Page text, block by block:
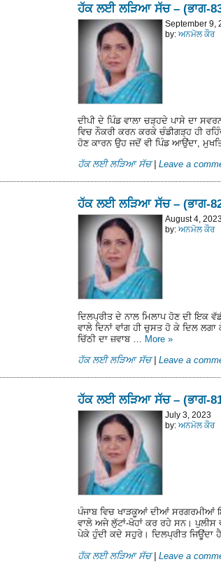
ਹੱਕ ਲਈ ਲੜਿਆ ਸੱਚ – (ਭਾਗ-
September 9,
by: ਅਨਮੋਲ ਕੌਰ
ਦੀਪੀ ਦੇ ਪਿੰਡ ਵਾਲਾ ਚੜ੍ਹਦੇ ਪਾਸੇ ਦਾ
ਵਿਚ ਨੌਕਰੀ ਕਰਨ ਕਰਕੇ ਚੰਡੀਗੜ੍ਹ ਹੀ
ਹੋਣ ਕਾਰਨ ਉਹ ਜਦੋਂ ਵੀ ਪਿੰਡ ਆਉਂਦਾ,
ਹੱਕ ਲਈ ਲੜਿਆ ਸੱਚ Leave a
ਹੱਕ ਲਈ ਲੜਿਆ ਸੱਚ – (ਭਾਗ-
August 4, 2023
by: ਅਨਮੋਲ ਕੌਰ
ਦਿਲਪ੍ਰੀਤ ਦੇ ਨਾਲ ਮਿਲਾਪ ਹੋਣ ਦੀ ਇਕ
ਵਾਲੇ ਦਿਨਾਂ ਵਾਂਗ ਹੀ ਚੁਸਤ ਹੋ ਕੇ ਦਿਲ
ਚਿੱਠੀ ਦਾ ਜ਼ਵਾਬ … More »
ਹੱਕ ਲਈ ਲੜਿਆ ਸੱਚ Leave a
ਹੱਕ ਲਈ ਲੜਿਆ ਸੱਚ – (ਭਾਗ-
July 3, 2023
by: ਅਨਮੋਲ ਕੌਰ
ਪੰਜਾਬ ਵਿਚ ਖਾੜਕੂਆਂ ਦੀਆਂ ਸਰਗਰਮੀਆਂ
ਵਾਲੇ ਅਜੇ ਲੁੱਟਾਂ-ਖੋਹਾਂ ਕਰ ਰਹੇ ਸਨ। ਪੁਲੀਸ
ਪੇਕੇ ਹੁੰਦੀ ਕਦੇ ਸਹੁਰੇ। ਦਿਲਪ੍ਰੀਤ ਜਿਊਂਦਾ
ਹੱਕ ਲਈ ਲੜਿਆ ਸੱਚ | Leave a